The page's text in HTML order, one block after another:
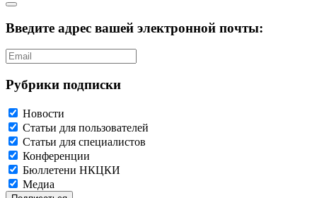
Введите адрес вашей электронной почты:
Рубрики подписки
Новости
Статьи для пользователей
Статьи для специалистов
Конференции
Бюллетени НКЦКИ
Медиа